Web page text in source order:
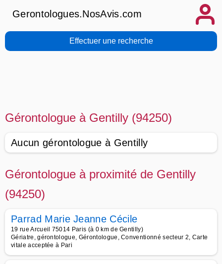
Gerontologues.NosAvis.com
Effectuer une recherche
Gérontologue à Gentilly (94250)
Aucun gérontologue à Gentilly
Gérontologue à proximité de Gentilly
(94250)
Parrad Marie Jeanne Cécile
19 rue Arcueil 75014 Paris (à 0 km de Gentilly)
Gériatre, gérontologue, Gérontologue, Conventionné secteur 2, Carte
vitale acceptée à Pari